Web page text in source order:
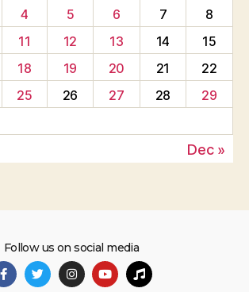
4 5 6 7
8
11 12 13 14
15
18 19 20 21
22
25 26 27 28
29
Dec »
Follow us on social media